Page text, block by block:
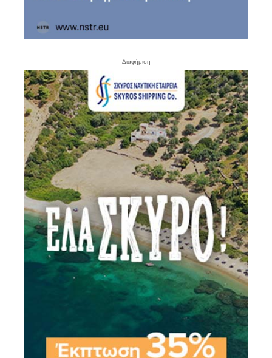
- Διαφήμιση -